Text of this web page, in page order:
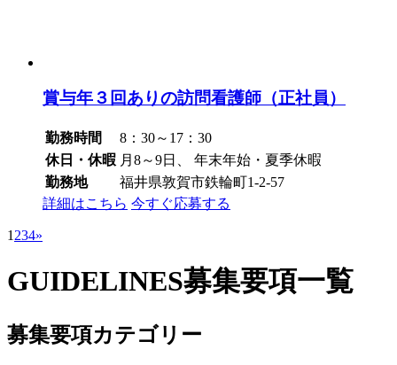
賞与年３回ありの訪問看護師（正社員）
勤務時間
8：30～17：30
休日・休暇 月8～9日、 年末年始・夏季休暇
勤務地
福井県敦賀市鉄輪町1-2-57
詳細はこちら 今すぐ応募する
1 234»
GUIDELINES募集要項一覧
募集要項カテゴリー